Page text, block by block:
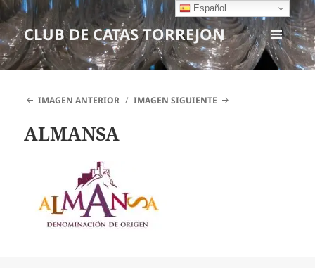
CLUB DE CATAS TORREJON
MENÚ
Y
IMAGEN ANTERIOR
IMAGEN SIGUIENTE
ALMANSA
Español